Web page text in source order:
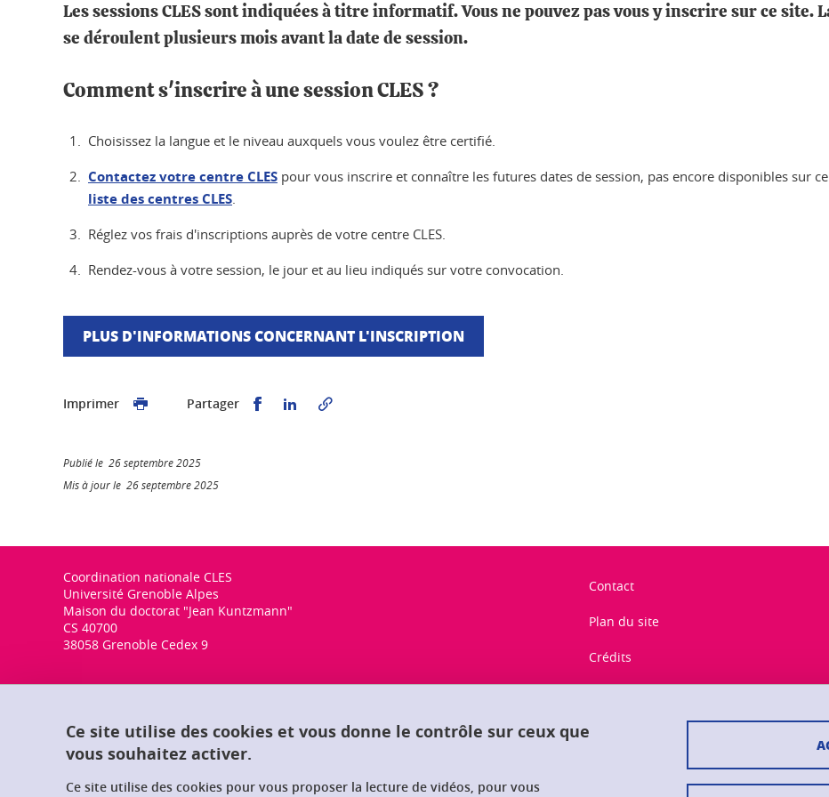
Les sessions CLES sont indiquées à titre informatif. Vous ne pouvez pas vous y inscrire sur ce
se déroulent plusieurs mois avant la date de session.
Comment s'inscrire à une session CLES ?
Choisissez la langue et le niveau auxquels vous voulez être certifié.
Contactez votre centre CLES pour vous inscrire et connaître les futures dates de session, pas encore disponibles sur
liste des centres CLES.
Réglez vos frais d'inscriptions auprès de votre centre CLES.
Rendez-vous à votre session, le jour et au lieu indiqués sur votre convocation.
PLUS D'INFORMATIONS CONCERNANT L'INSCRIPTION
Imprimer Partager Partager sur Facebook
Partager sur LinkedIn
Publié le 26 septembre 2025
Mis à jour le 26 septembre 2025
Coordination nationale CLES
Université Grenoble Alpes
Maison du doctorat "Jean Kuntzmann"
CS 40700
38058 Grenoble Cedex 9
Contact
Plan du site
Crédits
Données personnelles
Gestion des cookies
Ce site utilise des cookies et vous donne le contrôle sur ceux que
vous souhaitez activer.
Ce site utilise des cookies pour vous proposer la lecture de vidéos, pour vous